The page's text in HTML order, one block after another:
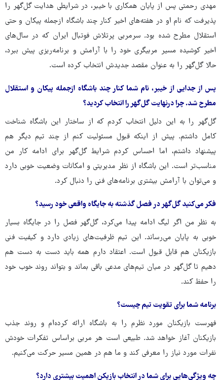
مهدی رحمتی پس از پایان همکاری با خیبر، در شرایطی هدایت گل‌گهر را
پذیرفت که نام او در هفته‌های اخیر کنار چند باشگاه ازجمله پیکان و حتی
استقلال مطرح شده بود. سرمربی پرتلاش فوتبال ایران که در سال‌های
اخیر کوشیده مسیر مربیگری خود را با آرامش و برنامه‌ریزی پیش ببرد،
حالا گل‌گهر را به عنوان مقصد جدیدش انتخاب کرده است.
پس از جدایی از خیبر، نام شما کنار چند باشگاه ازجمله پیکان و استقلال
مطرح شد. چرا درنهایت گل‌گهر را انتخاب کردید؟
گل‌گهر را به این دلیل انتخاب کردم که از ساختار این باشگاه شناخت
کامل داشتم. پیش از اینکه قبول مسئولیت کنم از چند تیم دیگر هم
پیشنهاد داشتم، اما احساس کردم شرایط گل‌گهر برای ادامه کار من
مناسب‌تر است. این باشگاه از نظر مدیریتی و امکانات وضعیت خوبی دارد
و می‌توان با آرامش بیشتری برنامه‌های فنی را دنبال کرد.
فکر می‌کنید گل‌گهر در فصل گذشته به جایگاه واقعی خود رسید؟
به نظر من اگر لیگ ادامه پیدا می‌کرد، گل‌گهر فصل را در جایگاه بسیار
خوبی به پایان می‌رساند. این تیم ظرفیت‌های زیادی دارد و کیفیت فنی
بازیکنان هم قابل قبول است. اعتقاد دارم همه باید دست به دست هم
دهیم تا گل‌گهر در میان تیم‌های مدعی باقی بماند و بتواند روند خوب خود
را حفظ کند.
برنامه شما برای تقویت تیم چیست؟
فهرست بازیکنان مورد نظرم را به باشگاه ارائه کرده‌ام و روند جذب
بازیکنان آغاز خواهد شد. طبیعی است هر مربی براساس تفکرات خودش
نفرات مورد نیاز را معرفی کند و ما هم در همین مسیر حرکت می‌کنیم.
چه ویژگی‌هایی برای شما در انتخاب بازیکن اهمیت بیشتری دارد؟